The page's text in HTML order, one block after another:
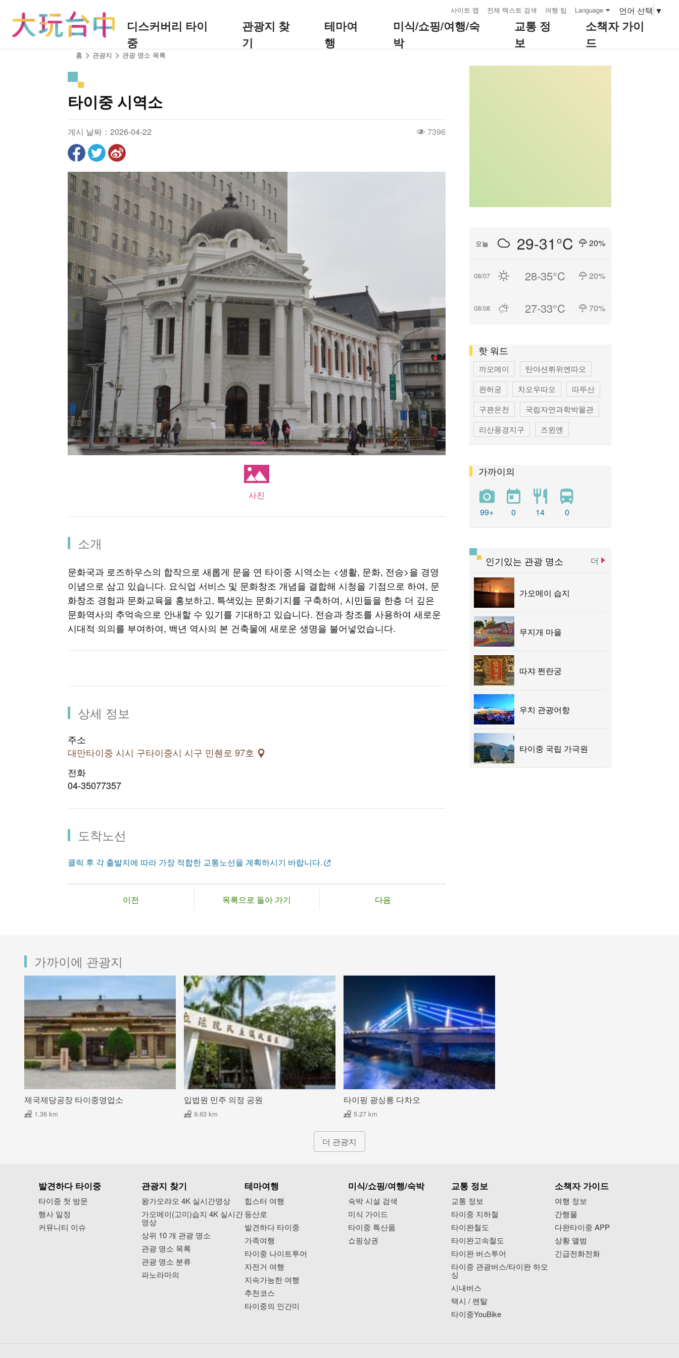
사이트 맵 전체 텍스트 검색 여행 팁 Language 언어 선택 ▼
디스커버리 타이
중
관광지 찾
기
테마여
행
미식/쇼핑/여행/숙
박
교통 정
보
소책자 가이
드
홈 관광지 관광 명소 목록
타이중 시역소
게시 날짜：2026-04-22 7396
사진
소개
문화국과 로즈하우스의 합작으로 새롭게 문을 연 타이중 시역소는 <생활, 문화, 전승>을 경영
이념으로 삼고 있습니다. 요식업 서비스 및 문화창조 개념을 결합해 시청을 기점으로 하여, 문
화창조 경험과 문화교육을 홍보하고, 특색있는 문화기지를 구축하여, 시민들을 한층 더 깊은
문화역사의 추억속으로 안내할 수 있기를 기대하고 있습니다. 전승과 창조를 사용하여 새로운
시대적 의의를 부여하여, 백년 역사의 본 건축물에 새로운 생명을 불어넣었습니다.
상세 정보
주소
대만타이중 시시 구타이중시 시구 민췐로 97호
전화
04-35077357
도착노선
클릭 후 각 출발지에 따라 가장 적합한 교통노선을 계획하시기 바랍니다.
이전 목록으로 돌아 가기 다음
오늘 29-31°C 20%
08/07 28-35°C 20%
08/08 27-33°C 70%
핫 워드
까오메이
탄야션뤼위엔따오
완허궁
차오우따오
따뚜산
구꽌온천
국립자연과학박물관
리산풍경지구
즈윈옌
펑위엔 츠지궁
똥하이 목장
우치 관광 항구
따쟈 전쩐란궁
따쉬에산 삼림유원지
루스이 예배당
가까이의
99+ 0 14 0
인기있는 관광 명소 더
가오메이 습지
무지개 마을
따쟈 쩐란궁
우치 관광어항
타이중 국립 가극원
가까이에 관광지
제국제당공장 타이중영업소
1.36 km
입법원 민주 의정 공원
9.63 km
타이핑 광싱롱 다차오
5.27 km
더 관광지
발견하다 타이중
타이중 첫 방문
행사 일정
커뮤니티 이슈
관광지 찾기
왕가오랴오 4K 실시간영상
가오메이(고미)습지 4K 실시간
영상
상위 10 개 관광 명소
관광 명소 목록
관광 명소 분류
파노라마의
테마여행
힙스터 여행
등산로
발견하다 타이중
가족여행
타이중 나이트투어
자전거 여행
지속가능한 여행
추천코스
타이중의 인간미
미식/쇼핑/여행/숙박
숙박 시설 검색
미식 가이드
타이중 특산품
쇼핑상권
교통 정보
교통 정보
타이중 지하철
타이완철도
타이완고속철도
타이완 버스투어
타이중 관광버스/타이완 하오
싱
시내버스
택시 / 렌탈
타이중YouBike
소책자 가이드
여행 정보
간행물
다완타이중 APP
상황 앨범
긴급전화전화